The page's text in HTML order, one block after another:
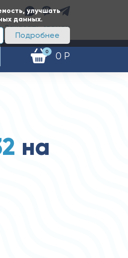
улучшать
данных.
Подробнее
Заказать звонок
0 0 Р
на